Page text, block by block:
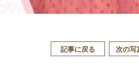
記事に戻る 次の写